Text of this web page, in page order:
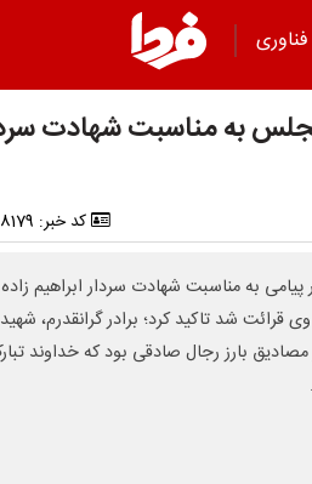
فناوری
به مناسبت شهادت
کد خبر: 1398179
به مناسبت شهادت سردار ابراهیم
قرائت شد تاکید کرد؛ برادر گرانقدرم،
مصادیق بارز رجال صادقی بود که خداوند